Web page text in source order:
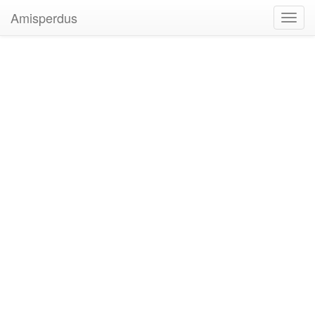
Amisperdus